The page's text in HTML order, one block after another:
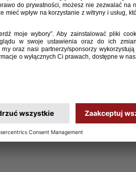
największej polskiej
fair play ma wpisane
tymi samymi wartościami,
nas wielką inspiracją,
wysoko, bo wiemy,
wszystko. Zarówno
elementem działań
Szafrańska, Chief